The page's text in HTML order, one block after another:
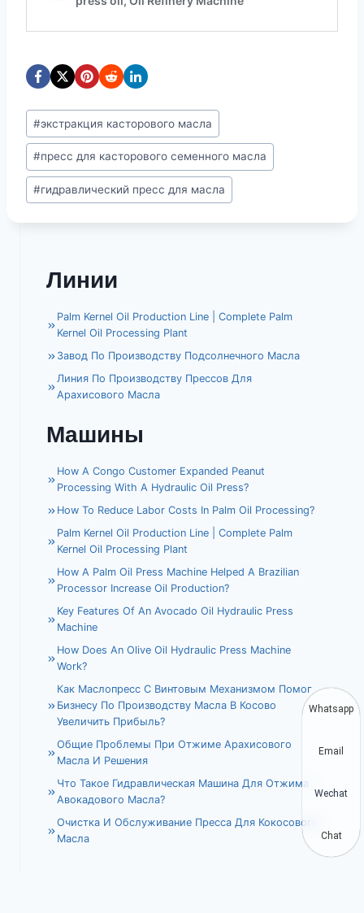
Метки
записи:
#экстракция касторового масла
#пресс для касторового семенного масла
#гидравлический пресс для масла
Линии
Palm Kernel Oil Production Line | Complete Palm
Kernel Oil Processing Plant
Завод По Производству Подсолнечного Масла
Линия По Производству Прессов Для
Арахисового Масла
Машины
How A Congo Customer Expanded Peanut
Processing With A Hydraulic Oil Press?
How To Reduce Labor Costs In Palm Oil Processing?
Palm Kernel Oil Production Line | Complete Palm
Kernel Oil Processing Plant
How A Palm Oil Press Machine Helped A Brazilian
Processor Increase Oil Production?
Key Features Of An Avocado Oil Hydraulic Press
Machine
How Does An Olive Oil Hydraulic Press Machine
Work?
Как Маслопресс С Винтовым Механизмом Помог
Бизнесу По Производству Масла В Косово
Увеличить Прибыль?
Общие Проблемы При Отжиме Арахисового
Масла И Решения
Что Такое Гидравлическая Машина Для Отжима
Авокадового Масла?
Очистка И Обслуживание Пресса Для Кокосового
Масла
Whatsapp
Email
Wechat
Chat